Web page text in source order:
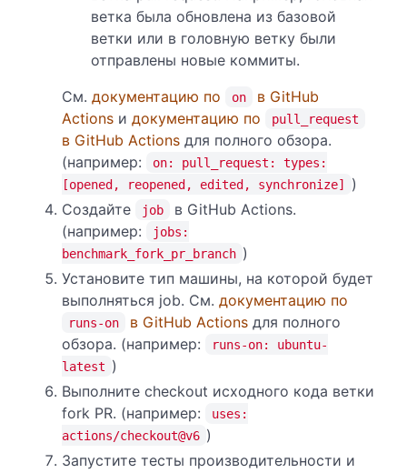
ветка была обновлена из базовой
ветки или в головную ветку были
отправлены новые коммиты.
См. документацию по on
в GitHub
Actions и документацию по pull_request
в GitHub Actions для полного обзора.
(например:
on: pull_request: types:
[opened, reopened, edited, synchronize]
)
Создайте
job
в GitHub Actions.
(например:
jobs:
benchmark_fork_pr_branch )
Установите тип машины, на которой будет
выполняться job. См. документацию по
runs-on в GitHub Actions для полного
обзора. (например:
runs-on: ubuntu-
latest )
Выполните checkout исходного кода ветки
fork PR. (например:
uses:
actions/checkout@v6 )
Запустите тесты производительности и